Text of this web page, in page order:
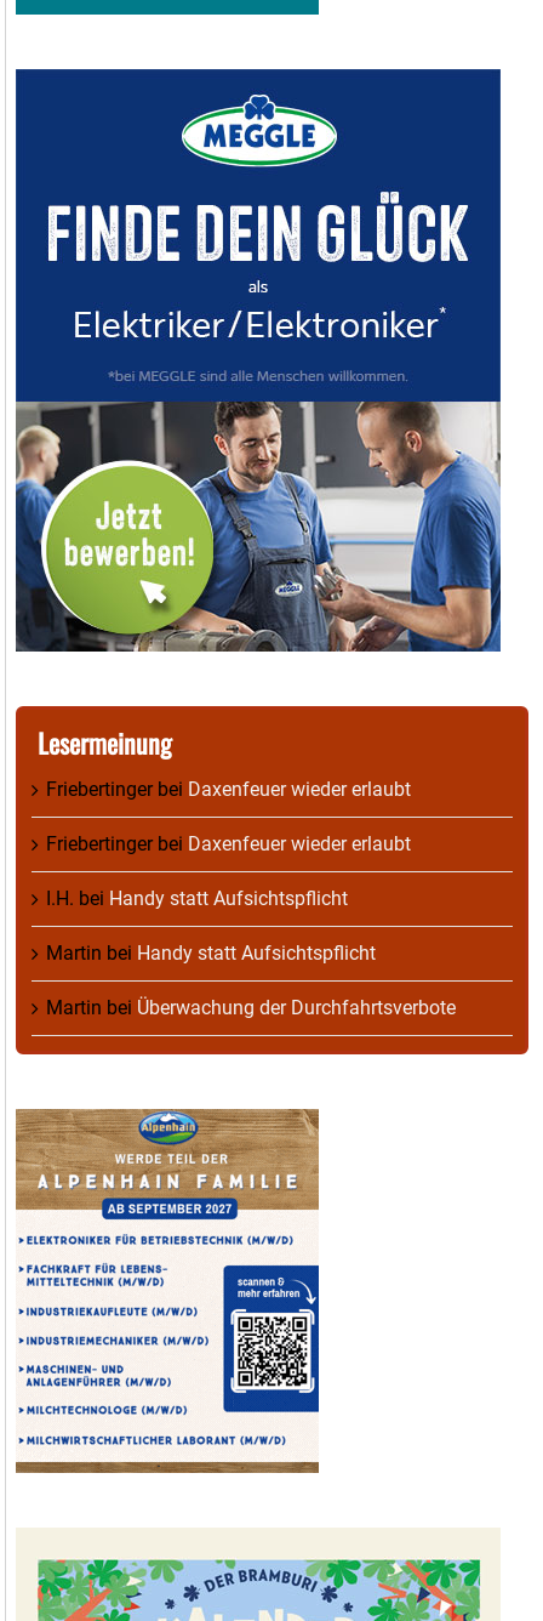
Lesermeinung
Friebertingerbei Daxenfeuer wieder erlaubt
Friebertingerbei Daxenfeuer wieder erlaubt
I.H. bei Handy statt Aufsichtspflicht
Martin bei Handy statt Aufsichtspflicht
Martin bei Überwachung der Durchfahrtsverbote